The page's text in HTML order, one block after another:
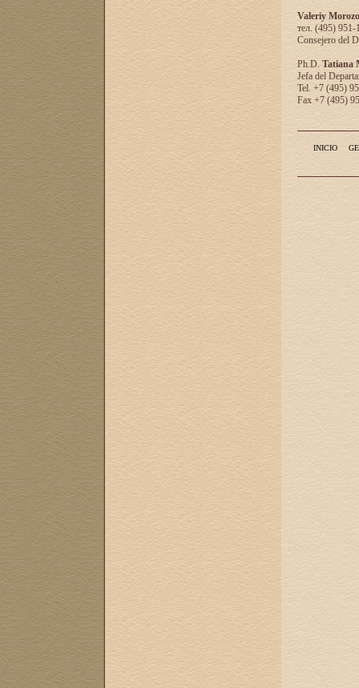
Valeriy
тел. (495) 951-
Consejero del
Ph.D. Tatiana
Jefa del
Tel. +7 (495)
Fax +7 (495)
INICIO